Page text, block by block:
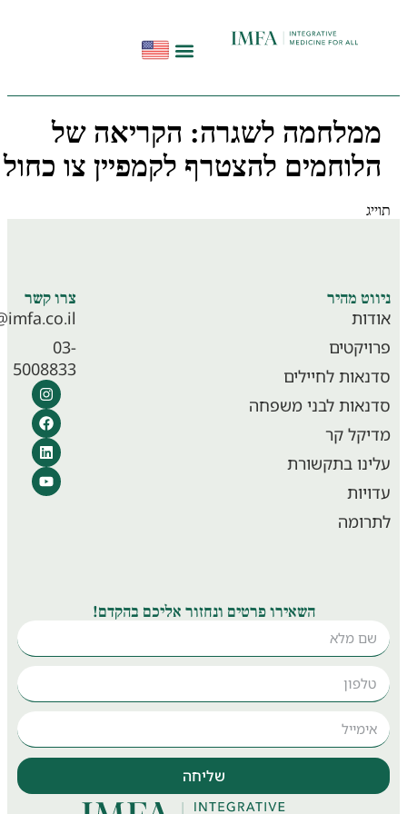
לשגרה: הקריאה של
להצטרף לקמפיין צו כחול
סדנאות לוחמים
השאירו פרטים ונחזור אליכם בהקדם!
שליחה
מהיר
לחיילים
לבני משפחה
קר
בתקשורת
צרו קשר
info@imfa.co.il
5008833